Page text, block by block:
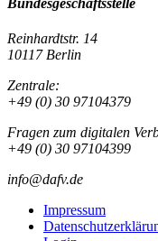
Reinhardtstr. 14
10117 Berlin
Zentrale:
+49 (0) 30 97104379
Fragen zum digitalen
+49 (0) 30 97104399
info@dafv.de
Impressum